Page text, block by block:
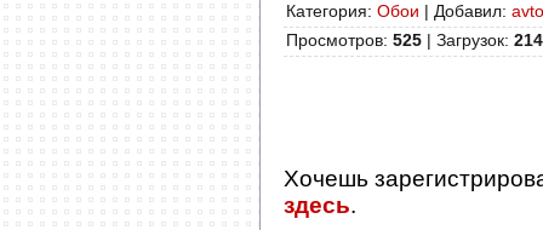
Категория: Обои | Добавил:
Просмотров: 525 | Загрузок: 214
Хочешь
здесь.